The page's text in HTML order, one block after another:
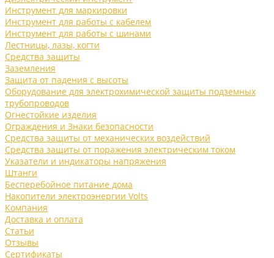
Инструмент для маркировки
Инструмент для работы с кабелем
Инструмент для работы с шинами
Лестницы, лазы, когти
Средства защиты
Заземления
Защита от падения с высоты
Оборудование для электрохимической защиты подземных
трубопроводов
Огнестойкие изделия
Ограждения и Знаки безопасности
Средства защиты от механических воздействий
Средства защиты от поражения электрическим током
Указатели и индикаторы напряжения
Штанги
Бесперебойное питание дома
Накопители электроэнергии Volts
Компания
Доставка и оплата
Статьи
Отзывы
Сертификаты